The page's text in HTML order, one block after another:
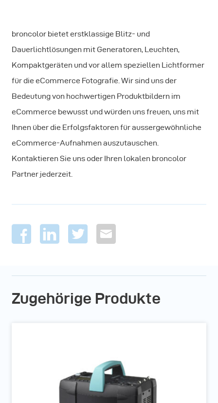
broncolor bietet erstklassige Blitz- und
Dauerlichtlösungen mit Generatoren, Leuchten,
Kompaktgeräten und vor allem speziellen Lichtformer
für die eCommerce Fotografie. Wir sind uns der
Bedeutung von hochwertigen Produktbildern im
eCommerce bewusst und würden uns freuen, uns mit
Ihnen über die Erfolgsfaktoren für aussergewöhnliche
eCommerce-Aufnahmen auszutauschen.
Kontaktieren Sie uns oder Ihren lokalen broncolor
Partner jederzeit.
Zugehörige Produkte